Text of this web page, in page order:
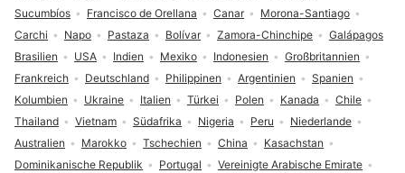
Brasilien USA Indien Mexiko Indonesien
Großbritannien
Frankreich
Deutschland Philippinen Argentinien
Spanien
Kolumbien
Ukraine Italien Türkei Polen Kanada
Chile
Thailand
Vietnam Südafrika Nigeria Peru
Niederlande
Australien
Marokko Tschechien China
Kasachstan
Dominikanische Republik
Portugal
Vereinigte Arabische Emirate
Sucumbíos
Francisco de Orellana Canar
Morona-Santiago
Carchi
Napo Pastaza Bolívar Zamora-Chinchipe Galápagos